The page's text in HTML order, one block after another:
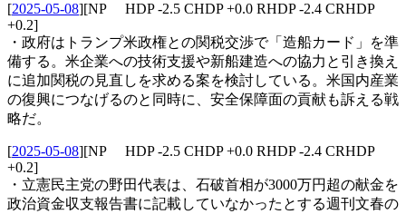
[2025-05-08][NP HDP -2.5 CHDP +0.0 RHDP -2.4 CRHDP
+0.2]
・政府はトランプ米政権との関税交渉で「造船カード」を準
備する。米企業への技術支援や新船建造への協力と引き換え
に追加関税の見直しを求める案を検討している。米国内産業
の復興につなげるのと同時に、安全保障面の貢献も訴える戦
略だ。
[2025-05-08][NP HDP -2.5 CHDP +0.0 RHDP -2.4 CRHDP
+0.2]
・立憲民主党の野田代表は、石破首相が3000万円超の献金を
政治資金収支報告書に記載していなかったとする週刊文春の